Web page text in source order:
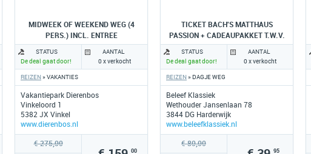
MIDWEEK OF WEEKEND WEG (4
PERS.) INCL. ENTREE
DIERENTUINEN
Vakantiepark Dierenbos
Vinkeloord 1
5382 JX Vinkel
www.dierenbos.nl
REIZEN» VAKANTIES
STATUS
De deal gaat door!
AANTAL
0 x verkocht
€ 275,00
00
TICKET BACH'S MATTHAUS
PASSION + CADEAUPAKKET T.W.V.
70 EURO
Beleef Klassiek
Wethouder Jansenlaan 78
3844 DG Harderwijk
www.beleefklassiek.nl
REIZEN» DAGJE WEG
STATUS
De deal gaat door!
AANTAL
0 x verkocht
€ 80,00
95